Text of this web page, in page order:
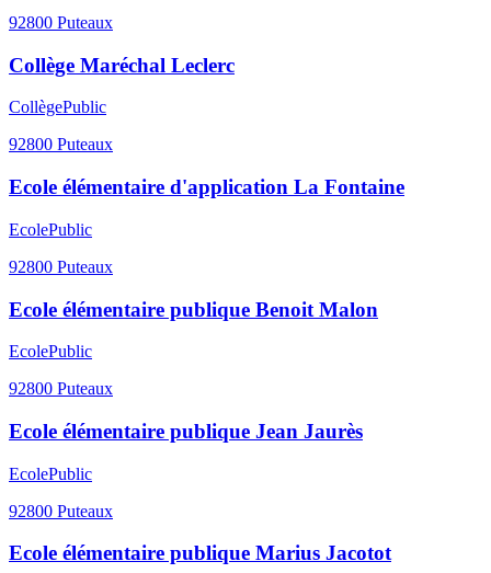
92800 Puteaux
Collège Maréchal Leclerc
CollègePublic
92800 Puteaux
Ecole élémentaire d'application La Fontaine
EcolePublic
92800 Puteaux
Ecole élémentaire publique Benoit Malon
EcolePublic
92800 Puteaux
Ecole élémentaire publique Jean Jaurès
EcolePublic
92800 Puteaux
Ecole élémentaire publique Marius Jacotot